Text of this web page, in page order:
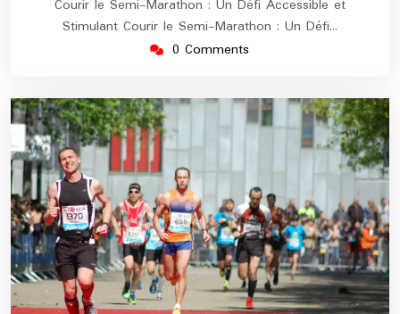
Courir le Semi-Marathon : Un Défi Accessible et
Stimulant Courir le Semi-Marathon : Un Défi…
0 Comments